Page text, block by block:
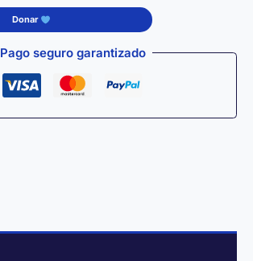
Donar
Pago seguro garantizado